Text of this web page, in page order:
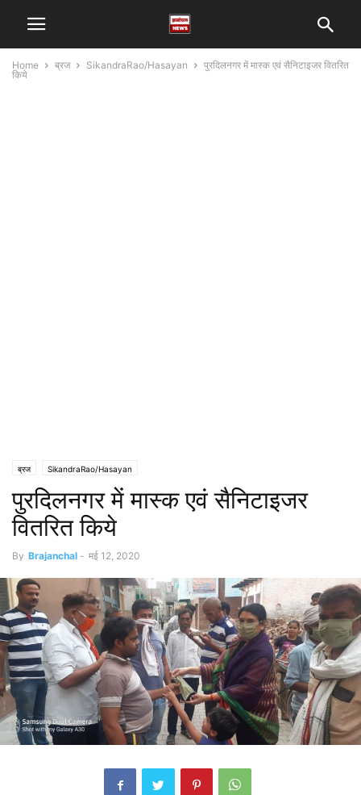
Home ब्रज SikandraRao/Hasayan
पुरदिलनगर में मास्क एवं सैनिटाइजर वितरित
किये
ब्रज SikandraRao/Hasayan
पुरदिलनगर में मास्क एवं सैनिटाइजर
वितरित किये
By Brajanchal - मई 12, 2020